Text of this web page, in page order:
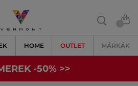
HOME OUTLET MÁRKÁK
-50% >>